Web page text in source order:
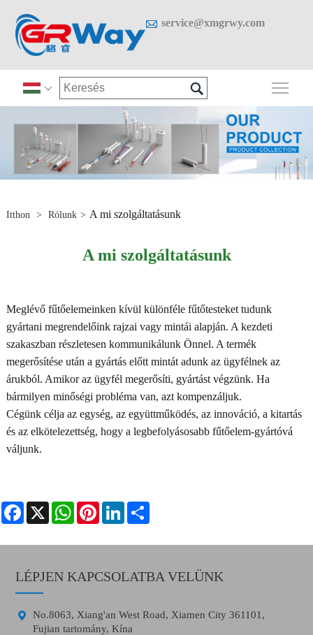
 service@xmgrwy.com
 
Itthon > Rólunk > A mi szolgáltatásunk
A mi szolgáltatásunk
Meglévő fűtőelemeinken kívül különféle fűtőtesteket tudunk
gyártani megrendelőink rajzai vagy mintái alapján. A kezdeti
szakaszban részletesen kommunikálunk Önnel. A termék
megerősítése után a gyártás előtt mintát adunk az ügyfélnek az
árukból. Amikor az ügyfél megerősíti, gyártást végzünk. Ha
bármilyen minőségi probléma van, azt kompenzáljuk.
Cégünk célja az egység, az együttműködés, az innováció, a kitartás
és az elkötelezettség, hogy a legbefolyásosabb fűtőelem-gyártóvá
váljunk.
Facebook
X WhatsAppPinterestLinkedIn
LÉPJEN KAPCSOLATBA VELÜNK

No.8063, Xiang'an West Road, Xiamen City 361101,
Fujian tartomány, Kína